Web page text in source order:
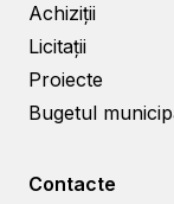
Achiziții
Licitații
Proiecte
Bugetul
Contacte